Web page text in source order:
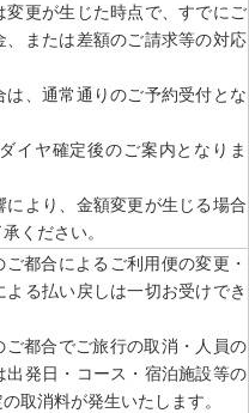
変更が生じた時点で、すでにご
、または差額のご請求等の対応
は、通常通りのご予約受付とな
イヤ確定後のご案内となりま
により、金額変更が生じる場合
ください。
都合によるご利用便の変更・
る払い戻しは一切お受けでき
都合でご旅行の取消・人員の
発日・コース・宿泊施設等の
取消料が発生いたします。